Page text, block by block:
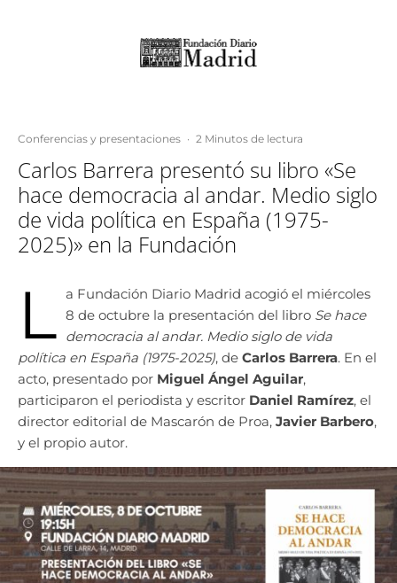
Conferencias y presentaciones · 2 Minutos de lectura
Carlos Barrera presentó su libro «Se
hace democracia al andar. Medio siglo
de vida política en España (1975-
2025)» en la Fundación
L a Fundación Diario Madrid acogió el miércoles
8 de octubre la presentación del libro Se hace
democracia al andar. Medio siglo de vida
política en España (1975-2025), de Carlos Barrera. En el
acto, presentado por Miguel Ángel Aguilar,
participaron el periodista y escritor Daniel Ramírez, el
director editorial de Mascarón de Proa, Javier Barbero,
y el propio autor.